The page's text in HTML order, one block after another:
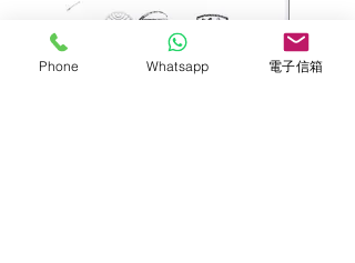
Phone Whatsapp 電子信箱